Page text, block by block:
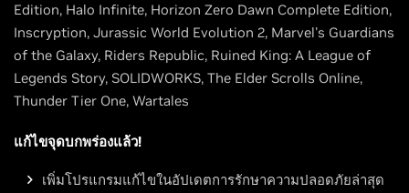
Edition, Halo Infinite, Horizon Zero Dawn Complete Edition,
Inscryption, Jurassic World Evolution 2, Marvel's Guardians
of the Galaxy, Riders Republic, Ruined King: A League of
Legends Story, SOLIDWORKS, The Elder Scrolls Online,
Thunder Tier One, Wartales
แก้ไขจุดบกพร่องแล้ว!
เพิ่มโปรแกรมแก้ไขในอัปเดตการรักษาความปลอดภัยล่าสุด